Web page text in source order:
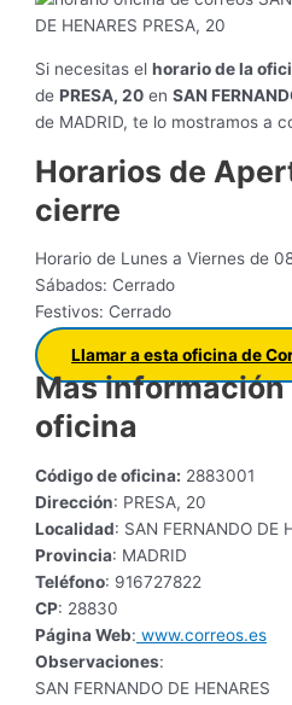
Si necesitas elhorario de la
dePRESA, 20 enSAN
de MADRID, te lo mostramos a
Horarios de
cierre
Horario de Lunes a Viernes de
Sábados: Cerrado
Festivos: Cerrado
Llamar a esta oficina de
Mas información
oficina
Código de oficina: 2883001
Dirección: PRESA, 20
Localidad: SAN FERNANDO DE
Provincia: MADRID
Teléfono: 916727822
CP: 28830
Página Web: www.correos.es
Observaciones:
SAN FERNANDO DE HENARES